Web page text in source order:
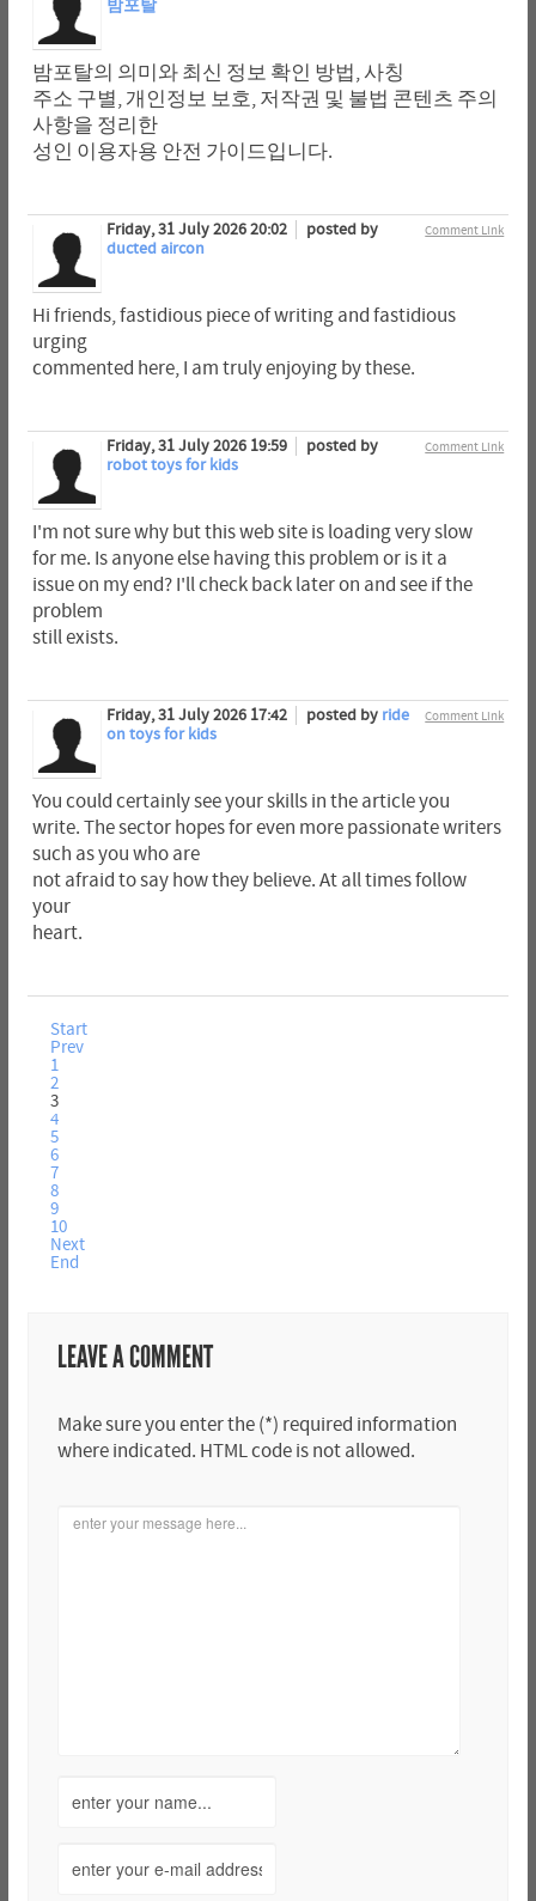
밤포탈
밤포탈의 의미와 최신 정보 확인 방법, 사칭
주소 구별, 개인정보 보호, 저작권 및 불법 콘텐츠 주의
사항을 정리한
성인 이용자용 안전 가이드입니다.
Comment Link
Friday, 31 July 2026 20:02
posted by
ducted aircon
Hi friends, fastidious piece of writing and fastidious
urging
commented here, I am truly enjoying by these.
Comment Link
Friday, 31 July 2026 19:59
posted by
robot toys for kids
I'm not sure why but this web site is loading very slow
for me. Is anyone else having this problem or is it a
issue on my end? I'll check back later on and see if the
problem
still exists.
Comment Link
Friday, 31 July 2026 17:42 posted by ride
on toys for kids
You could certainly see your skills in the article you
write. The sector hopes for even more passionate writers
such as you who are
not afraid to say how they believe. At all times follow
your
heart.
Start
Prev
1
2
3
4
5
6
7
8
9
10
Next
End
LEAVE A COMMENT
Make sure you enter the (*) required information
where indicated. HTML code is not allowed.